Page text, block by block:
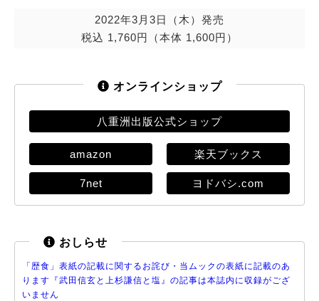
2022年3月3日（木）発売
税込 1,760円（本体 1,600円）
オンラインショップ
八重洲出版公式ショップ
amazon 楽天ブックス
7net ヨドバシ.com
おしらせ
「歴食」表紙の記載に関するお詫び・当ムックの表紙に記載のあ
ります『武田信玄と上杉謙信と塩』の記事は本誌内に収録がござ
いません